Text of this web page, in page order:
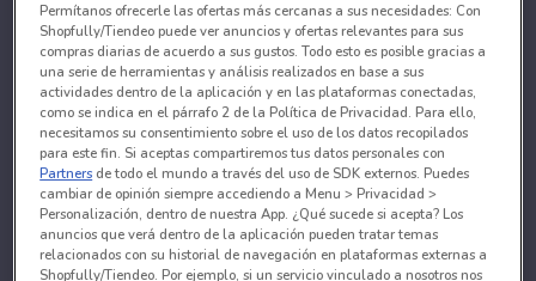
Permítanos ofrecerle las ofertas más cercanas a sus necesidades: Con
Shopfully/Tiendeo puede ver anuncios y ofertas relevantes para sus
compras diarias de acuerdo a sus gustos. Todo esto es posible gracias a
una serie de herramientas y análisis realizados en base a sus
actividades dentro de la aplicación y en las plataformas conectadas,
como se indica en el párrafo 2 de la Política de Privacidad. Para ello,
necesitamos su consentimiento sobre el uso de los datos recopilados
para este fin. Si aceptas compartiremos tus datos personales con
Partners de todo el mundo a través del uso de SDK externos. Puedes
cambiar de opinión siempre accediendo a Menu > Privacidad >
Personalización, dentro de nuestra App. ¿Qué sucede si acepta? Los
anuncios que verá dentro de la aplicación pueden tratar temas
relacionados con su historial de navegación en plataformas externas a
Shopfully/Tiendeo. Por ejemplo, si un servicio vinculado a nosotros nos